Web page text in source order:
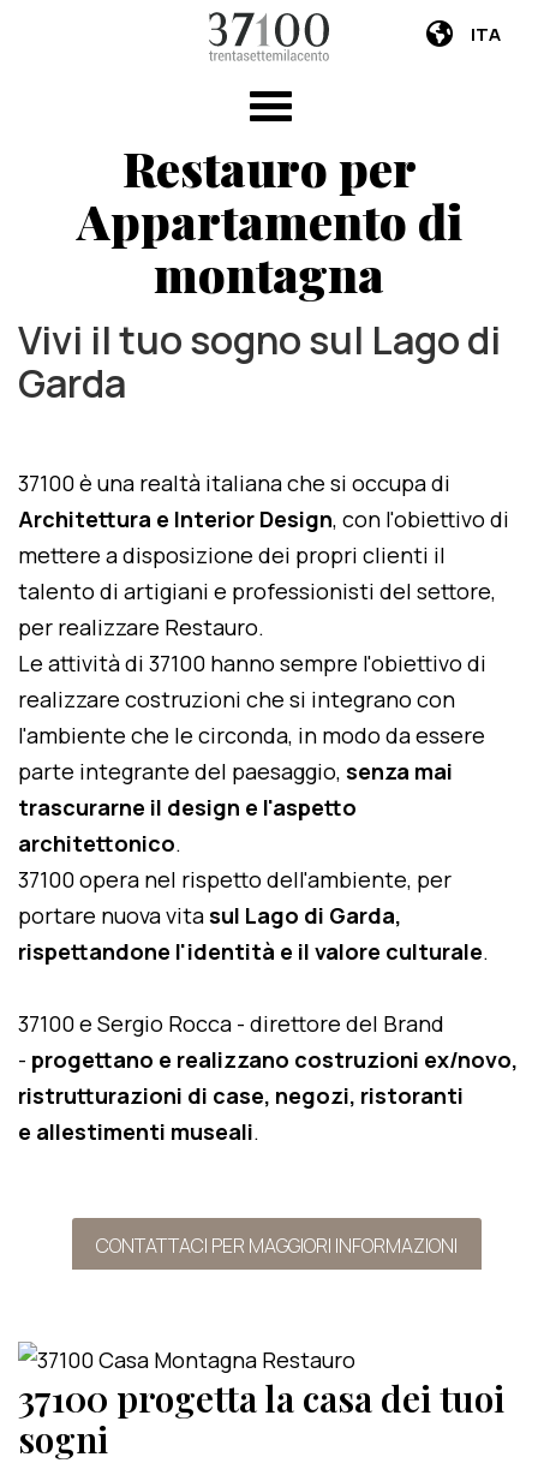
ITA
Restauro per
Appartamento di
montagna
Vivi il tuo sogno sul Lago di
Garda
37100 è una realtà italiana che si occupa di
Architettura e Interior Design, con l'obiettivo di
mettere a disposizione dei propri clienti il
talento di artigiani e professionisti del settore,
per realizzare Restauro.
Le attività di 37100 hanno sempre l'obiettivo di
realizzare costruzioni che si integrano con
l'ambiente che le circonda, in modo da essere
parte integrante del paesaggio, senza mai
trascurarne il design e l'aspetto
architettonico.
37100 opera nel rispetto dell'ambiente, per
portare nuova vitasul Lago di Garda,
rispettandone l'identità e il valore culturale.
37100 e Sergio Rocca - direttore del Brand
- progettano e realizzano costruzioni ex/novo,
ristrutturazioni di case, negozi, ristoranti
e allestimenti museali.
CONTATTACI PER MAGGIORI INFORMAZIONI
37100 progetta la casa dei tuoi
sogni